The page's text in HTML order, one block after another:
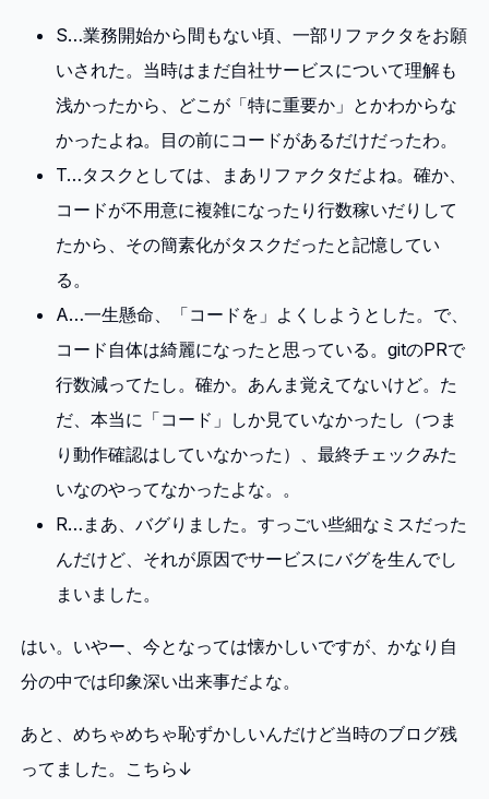
S…業務開始から間もない頃、一部リファクタをお願
いされた。当時はまだ自社サービスについて理解も
浅かったから、どこが「特に重要か」とかわからな
かったよね。目の前にコードがあるだけだったわ。
T…タスクとしては、まあリファクタだよね。確か、
コードが不用意に複雑になったり行数稼いだりして
たから、その簡素化がタスクだったと記憶してい
る。
A…一生懸命、「コードを」よくしようとした。で、
コード自体は綺麗になったと思っている。gitのPRで
行数減ってたし。確か。あんま覚えてないけど。た
だ、本当に「コード」しか見ていなかったし（つま
り動作確認はしていなかった）、最終チェックみた
いなのやってなかったよな。。
R…まあ、バグりました。すっごい些細なミスだった
んだけど、それが原因でサービスにバグを生んでし
まいました。
はい。いやー、今となっては懐かしいですが、かなり自
分の中では印象深い出来事だよな。
あと、めちゃめちゃ恥ずかしいんだけど当時のブログ残
ってました。こちら↓